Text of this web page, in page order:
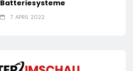
Batteriesysteme
7. APRIL 2022